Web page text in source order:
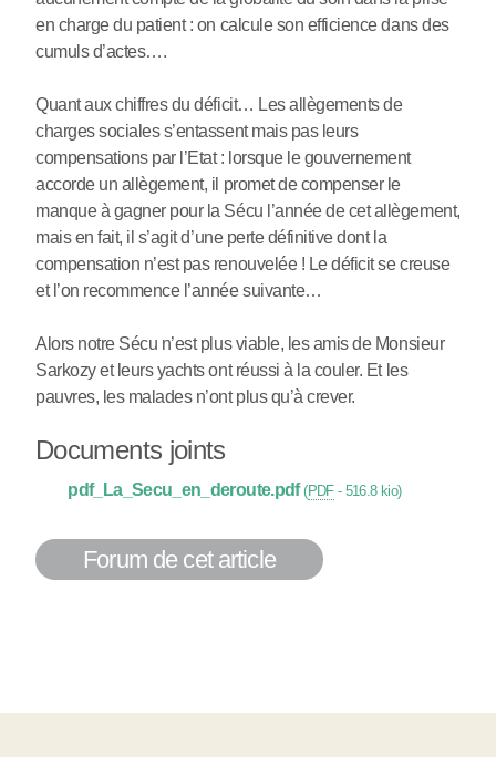
en charge du patient : on calcule son efficience dans des
cumuls d’actes….
Quant aux chiffres du déficit… Les allègements de
charges sociales s’entassent mais pas leurs
compensations par l’Etat : lorsque le gouvernement
accorde un allègement, il promet de compenser le
manque à gagner pour la Sécu l’année de cet allègement,
mais en fait, il s’agit d’une perte définitive dont la
compensation n’est pas renouvelée ! Le déficit se creuse
et l’on recommence l’année suivante…
Alors notre Sécu n’est plus viable, les amis de Monsieur
Sarkozy et leurs yachts ont réussi à la couler. Et les
pauvres, les malades n’ont plus qu’à crever.
Documents joints
pdf_La_Secu_en_deroute.pdf (PDF- 516.8 kio)
Forum de cet article